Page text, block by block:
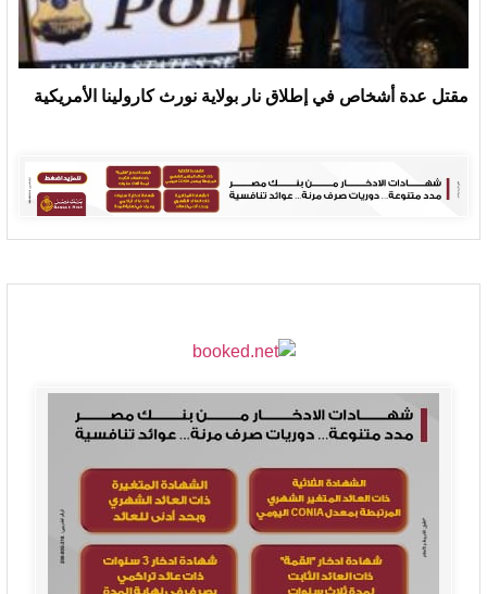
مقتل عدة أشخاص في إطلاق نار بولاية نورث كارولينا الأمريكية